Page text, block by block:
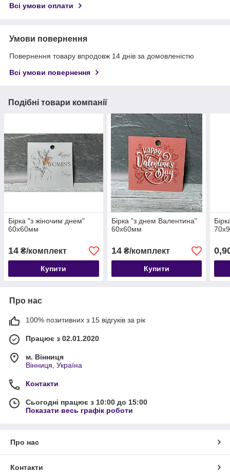
Всі умови оплати
Умови повернення
Повернення товару впродовж 14 днів за домовленістю
Всі умови повернення
Подібні товари компанії
Бірка "з жіночим днем"
60х60мм
14 ₴/комплект
Купити
Бірка "з днем Валентина"
60х60мм
14₴/комплект
Купити
Про нас
100% позитивних з 15 відгуків за рік
Працює з 02.01.2020
м. Вінниця
Вінниця, Україна
Контакти
Сьогодні працює з 10:00 до 15:00
Показати весь графік роботи
Про нас
Контакти